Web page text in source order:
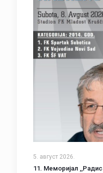
5. август 2026.
11. Меморијал